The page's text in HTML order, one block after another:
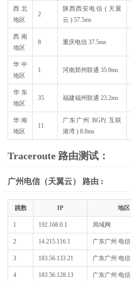
西北
地区
2
陕西西安电信 ( 天翼
云 ) 57.5ms
西南
地区
8 重庆电信 37.5ms
华中
地区
1 河南郑州联通 35.0ms
华东
地区
35 福建福州联通 23.2ms
华南
地区
11
广东广州 BGP( 互联
港湾 ) 8.8ms
Traceroute 路由测试：
广州电信（天翼云） 路由 :
跳数 IP 地区
1 192.168.0.1 局域网
2 14.215.116.1 广东广州 电信
3 183.56.133.21 广东广州 电信
4 183.56.128.13 广东广州 电信